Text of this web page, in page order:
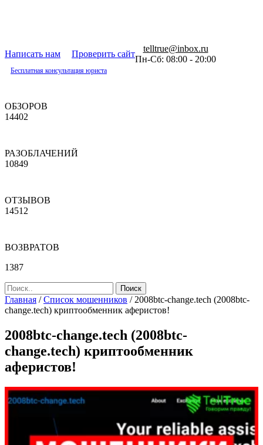
Написать нам Проверить сайт
telltrue@inbox.ru
Пн-Сб: 08:00 - 20:00
Бесплатная консультация юриста
ОБЗОРОВ
14402
РАЗОБЛАЧЕНИЙ
10849
ОТЗЫВОВ
14512
ВОЗВРАТОВ
1387
Главная /Список мошенников / 2008btc-change.tech (2008btc-
change.tech) криптообменник аферистов!
2008btc-change.tech (2008btc-
change.tech) криптообменник
аферистов!